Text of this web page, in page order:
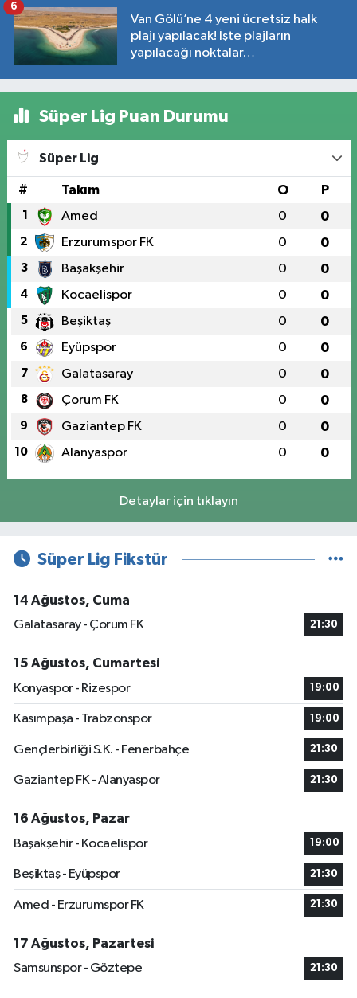
Van Gölü’ne 4 yeni ücretsiz halk
plajı yapılacak! İşte plajların
yapılacağı noktalar…
6
Süper Lig Puan Durumu
Süper Lig
# Takım O P
1 Amed 0 0
2 Erzurumspor FK 0 0
3 Başakşehir 0 0
4 Kocaelispor 0 0
5 Beşiktaş 0 0
6 Eyüpspor 0 0
7 Galatasaray 0 0
8 Çorum FK 0 0
9 Gaziantep FK 0 0
10 Alanyaspor 0 0
Detaylar için tıklayın
Süper Lig Fikstür
14 Ağustos, Cuma
Galatasaray - Çorum FK
21:30
15 Ağustos, Cumartesi
Konyaspor - Rizespor
19:00
Kasımpaşa - Trabzonspor 19:00
Gençlerbirliği S.K. - Fenerbahçe 21:30
Gaziantep FK - Alanyaspor 21:30
16 Ağustos, Pazar
Başakşehir - Kocaelispor
19:00
Beşiktaş - Eyüpspor 21:30
Amed - Erzurumspor FK 21:30
17 Ağustos, Pazartesi
Samsunspor - Göztepe
21:30